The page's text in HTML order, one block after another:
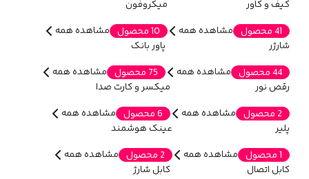
کیف و کاور
41 محصول
مشاهده همه
میکروفون
10 محصول
مشاهده همه
شارژر
44 محصول
مشاهده همه
پاور بانک
75 محصول
مشاهده همه
رقص نور
2 محصول
مشاهده همه
میکسر و کارت صدا
6 محصول
مشاهده همه
پلیر
1 محصول
مشاهده همه
عینک هوشمند
2 محصول
مشاهده همه
کابل اتصال
کابل شارژ